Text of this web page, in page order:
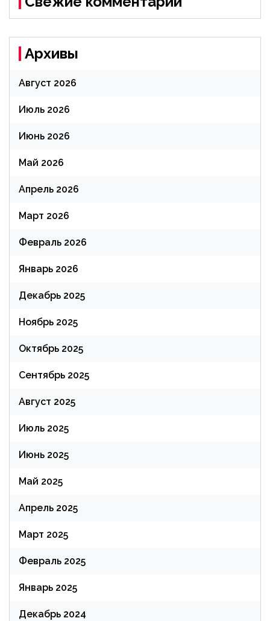
Архивы
Август 2026
Июль 2026
Июнь 2026
Май 2026
Апрель 2026
Март 2026
Февраль 2026
Январь 2026
Декабрь 2025
Ноябрь 2025
Октябрь 2025
Сентябрь 2025
Август 2025
Июль 2025
Июнь 2025
Май 2025
Апрель 2025
Март 2025
Февраль 2025
Январь 2025
Декабрь 2024